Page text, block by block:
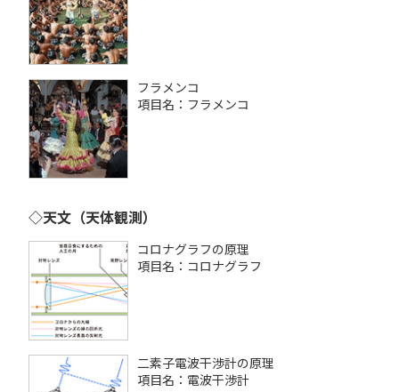
フラメンコ
項目名：フラメンコ
◇天文（天体観測）
コロナグラフの原理
項目名：コロナグラフ
二素子電波干渉計の原理
項目名：電波干渉計